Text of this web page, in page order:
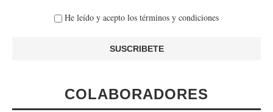
He leído y acepto los términos y condiciones
COLABORADORES